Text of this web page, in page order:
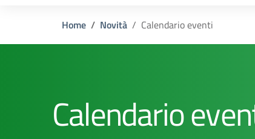
Home Novità Calendario eventi
Calendario